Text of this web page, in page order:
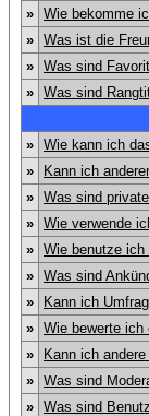
» Wie bekomme
» Was ist die
» Was sind
» Was sind
» Wie kann ich
»
Kann ich
» Was sind
» Wie verwende
» Wie benutze ich
» Was sind
»
Kann ich
» Wie bewerte ich
»
Kann ich
» Was sind
» Was sind